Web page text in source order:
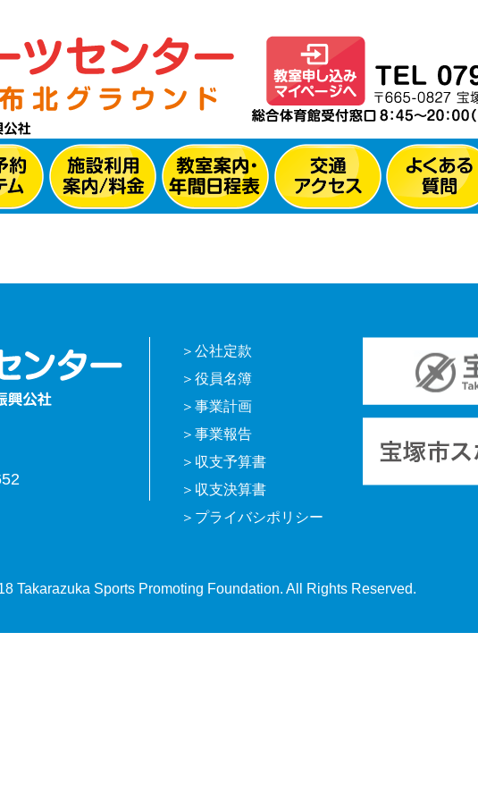
公社定款
役員名簿
事業計画
事業報告
収支予算書
収支決算書
プライバシポリシー
Takarazuka Sports Promoting Foundation. All Rights Reserved.